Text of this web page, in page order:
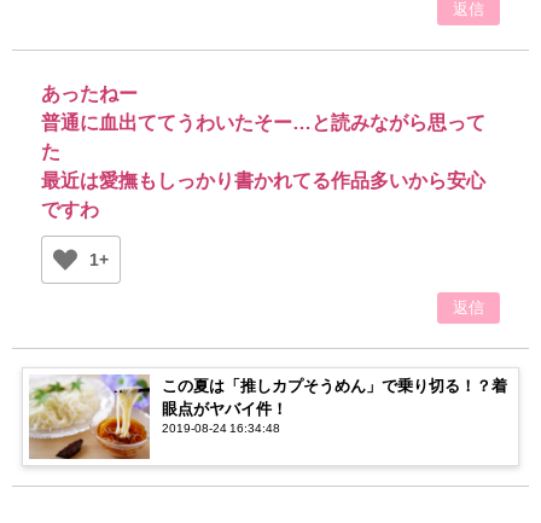
返信
あったねー
普通に血出ててうわいたそー…と読みながら思って
た
最近は愛撫もしっかり書かれてる作品多いから安心
ですわ
1+
返信
この夏は「推しカプそうめん」で乗り切る！？着
眼点がヤバイ件！
2019-08-24 16:34:48